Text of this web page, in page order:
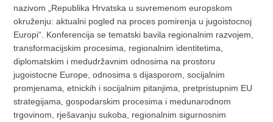
nazivom „Republika Hrvatska u suvremenom europskom
okruženju: aktualni pogled na proces pomirenja u jugoistocnoj
Europi“. Konferencija se tematski bavila regionalnim razvojem,
transformacijskim procesima, regionalnim identitetima,
diplomatskim i medudržavnim odnosima na prostoru
jugoistocne Europe, odnosima s dijasporom, socijalnim
promjenama, etnickih i socijalnim pitanjima, pretpristupnim EU
strategijama, gospodarskim procesima i medunarodnom
trgovinom, rješavanju sukoba, regionalnim sigurnosnim